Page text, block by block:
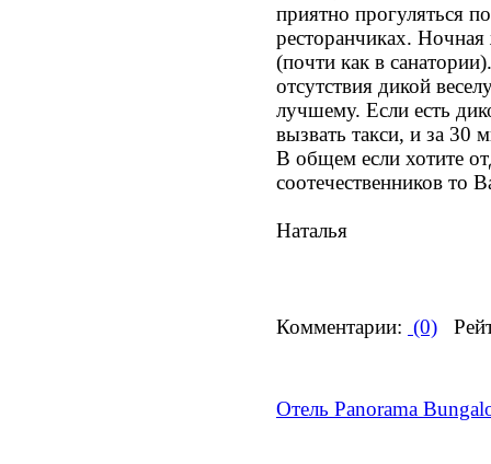
приятно прогуляться
ресторанчиках. Ночная
(почти как в
отсутствия дикой
лучшему. Если есть
вызвать такси, и за 30
В общем если хотите
соотечественников то
Наталья
Комментарии: (0)
Отель Panorama